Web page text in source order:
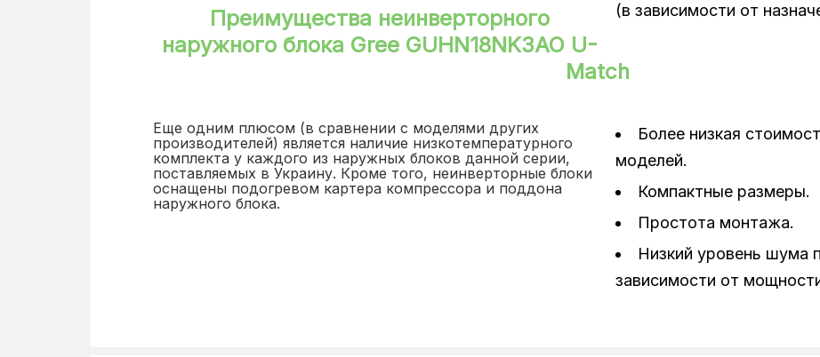
(в зависимости от
Преимущества неинверторного
наружного блока Gree GUHN18NK3AO U-
Match
Более низкая
моделей.
Компактные размеры.
Простота монтажа.
Низкий уровень шума
зависимости от
Еще одним плюсом (в сравнении с моделями других
производителей) является наличие низкотемпературного
комплекта у каждого из наружных блоков данной серии,
поставляемых в Украину. Кроме того, неинверторные блоки
оснащены подогревом картера компрессора и поддона
наружного блока.